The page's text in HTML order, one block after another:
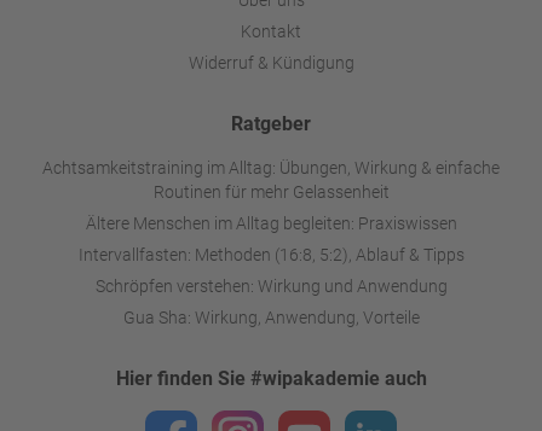
Kontakt
Widerruf & Kündigung
Ratgeber
Achtsamkeitstraining im Alltag: Übungen, Wirkung & einfache
Routinen für mehr Gelassenheit
Ältere Menschen im Alltag begleiten: Praxiswissen
Intervallfasten: Methoden (16:8, 5:2), Ablauf & Tipps
Schröpfen verstehen: Wirkung und Anwendung
Gua Sha: Wirkung, Anwendung, Vorteile
Hier finden Sie #wipakademie auch